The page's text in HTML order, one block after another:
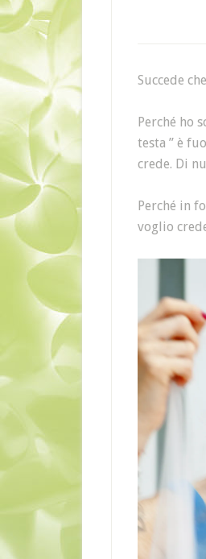
Succede
Perché ho
testa ” è
crede. Di
Perché in
voglio